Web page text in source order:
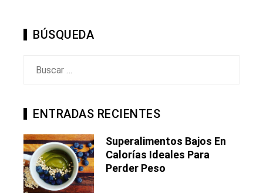
BÚSQUEDA
ENTRADAS RECIENTES
Superalimentos Bajos En
Calorías Ideales Para
Perder Peso